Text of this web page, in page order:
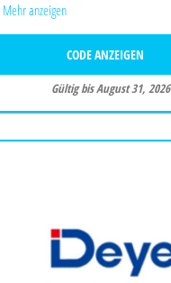
Mehr anzeigen
CODE ANZEIGEN
Gültig bis August 31, 2026